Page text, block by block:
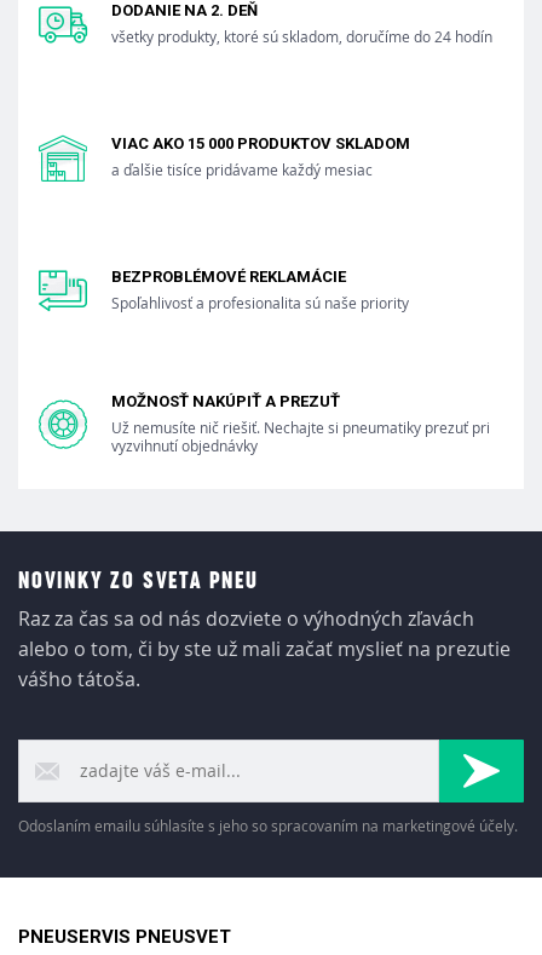
DODANIE NA 2. DEŇ
všetky produkty, ktoré sú skladom, doručíme do 24 hodín
VIAC AKO 15 000 PRODUKTOV SKLADOM
a ďalšie tisíce pridávame každý mesiac
BEZPROBLÉMOVÉ REKLAMÁCIE
Spoľahlivosť a profesionalita sú naše priority
MOŽNOSŤ NAKÚPIŤ A PREZUŤ
Už nemusíte nič riešiť. Nechajte si pneumatiky prezuť pri
vyzvihnutí objednávky
NOVINKY ZO SVETA PNEU
Raz za čas sa od nás dozviete o výhodných zľavách
alebo o tom, či by ste už mali začať myslieť na prezutie
vášho tátoša.
Odoslaním emailu súhlasíte s jeho so spracovaním na marketingové účely.
PNEUSERVIS PNEUSVET